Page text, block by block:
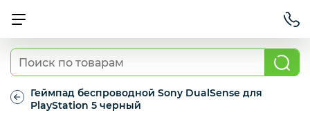
Смартфоны
Геймпад беспроводной Sony DualSense для
PlayStation 5 черный